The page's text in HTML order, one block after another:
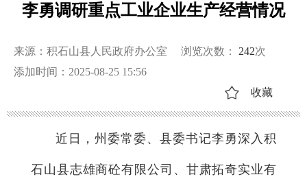
李勇调研重点工业企业生产经营情况
来源：积石山县人民政府办公室 浏览次数： 242次
添加时间：2025-08-25 15:56
收藏
近日，州委常委、县委书记李勇深入积
石山县志雄商砼有限公司、甘肃拓奇实业有